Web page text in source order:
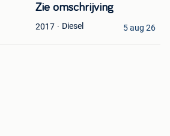
Zie omschrijving
2017 Diesel 5 aug 26